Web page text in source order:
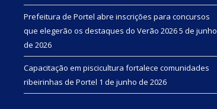
Prefeitura de Portel abre inscrições para concursos
que elegerão os destaques do Verão 20265 de junho
de 2026
Capacitação em piscicultura fortalece comunidades
ribeirinhas de Portel 1 de junho de 2026